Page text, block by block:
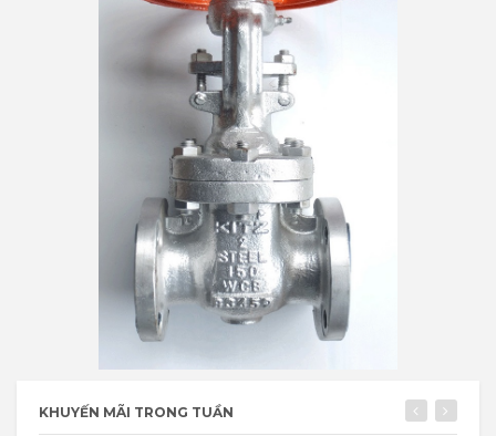
KHUYẾN MÃI TRONG TUẦN